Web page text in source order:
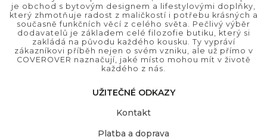
je obchod s bytovým designem a lifestylovými doplňky,
který zhmotňuje radost z maličkostí i potřebu krásných a
současně funkčních věcí z celého světa. Pečlivý výběr
dodavatelů je základem celé filozofie butiku, který si
zakládá na původu každého kousku. Ty vypráví
zákazníkovi příběh nejen o svém vzniku, ale už přímo v
COVEROVER naznačují, jaké místo mohou mít v životě
každého z nás.
UŽITEČNÉ ODKAZY
Kontakt
Platba a doprava